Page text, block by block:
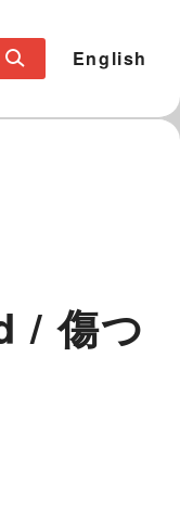
English
/ 傷つ